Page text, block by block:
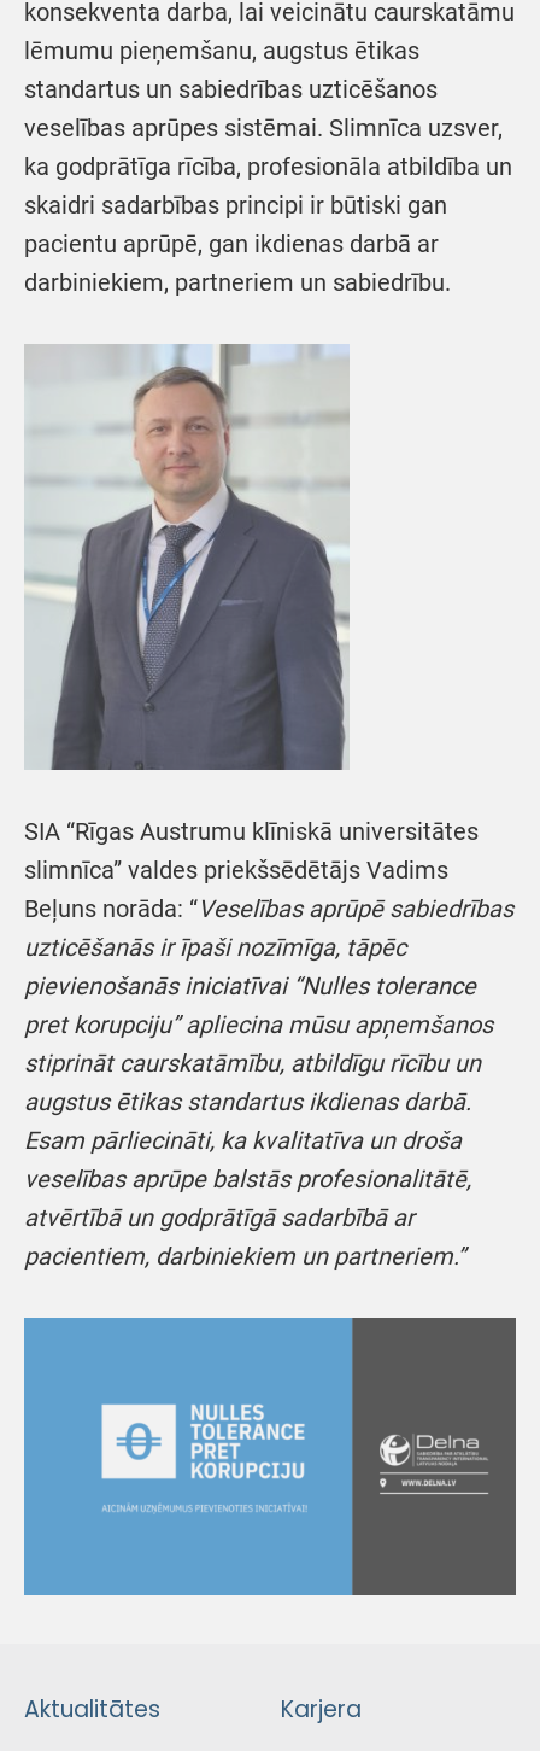
konsekventa darba, lai veicinātu caurskatāmu
lēmumu pieņemšanu, augstus ētikas
standartus un sabiedrības uzticēšanos
veselības aprūpes sistēmai. Slimnīca uzsver,
ka godprātīga rīcība, profesionāla atbildība un
skaidri sadarbības principi ir būtiski gan
pacientu aprūpē, gan ikdienas darbā ar
darbiniekiem, partneriem un sabiedrību.
SIA “Rīgas Austrumu klīniskā universitātes
slimnīca” valdes priekšsēdētājs Vadims
Beļuns norāda: “Veselības aprūpē sabiedrības
uzticēšanās ir īpaši nozīmīga, tāpēc
pievienošanās iniciatīvai “Nulles tolerance
pret korupciju” apliecina mūsu apņemšanos
stiprināt caurskatāmību, atbildīgu rīcību un
augstus ētikas standartus ikdienas darbā.
Esam pārliecināti, ka kvalitatīva un droša
veselības aprūpe balstās profesionalitātē,
atvērtībā un godprātīgā sadarbībā ar
pacientiem, darbiniekiem un partneriem.”
Aktualitātes Karjera